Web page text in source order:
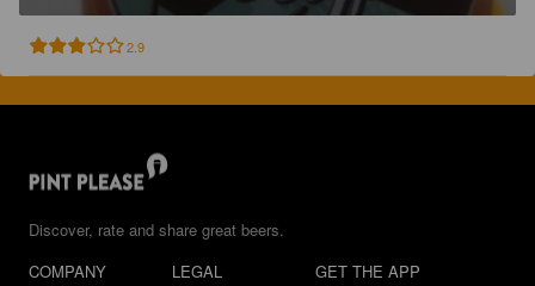
2.9
Discover, rate and share great beers.
COMPANY
LEGAL GET THE APP